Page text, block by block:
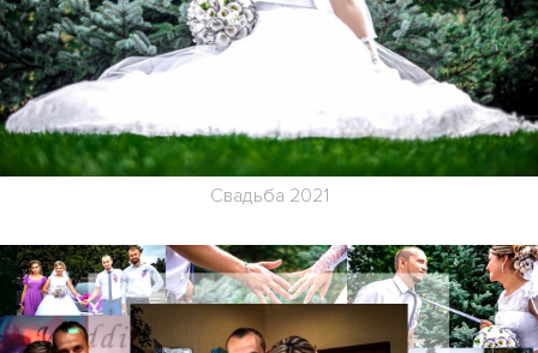
Свадьба 2021